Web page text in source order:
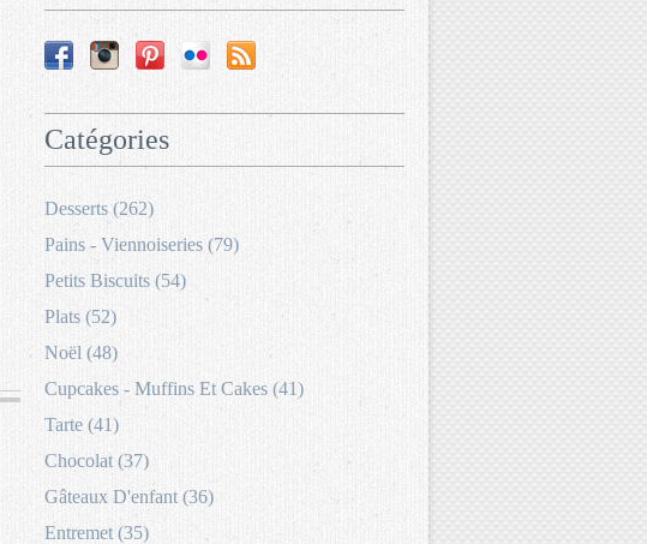
Catégories
Desserts (262)
Pains - Viennoiseries (79)
Petits Biscuits (54)
Plats (52)
Noël (48)
Cupcakes - Muffins Et Cakes (41)
Tarte (41)
Chocolat (37)
Gâteaux D'enfant (36)
Entremet (35)